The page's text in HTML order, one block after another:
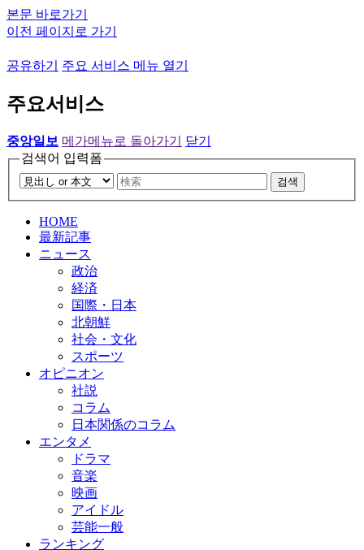
본문 바로가기
이전 페이지로 가기
공유하기 주요 서비스 메뉴 열기
주요서비스
중앙일보 메가메뉴로 돌아가기
닫기
검색어 입력폼
검색
HOME
最新記事
ニュース
政治
経済
国際・日本
北朝鮮
社会・文化
スポーツ
オピニオン
社説
コラム
日本関係のコラム
エンタメ
ドラマ
音楽
映画
アイドル
芸能一般
ランキング